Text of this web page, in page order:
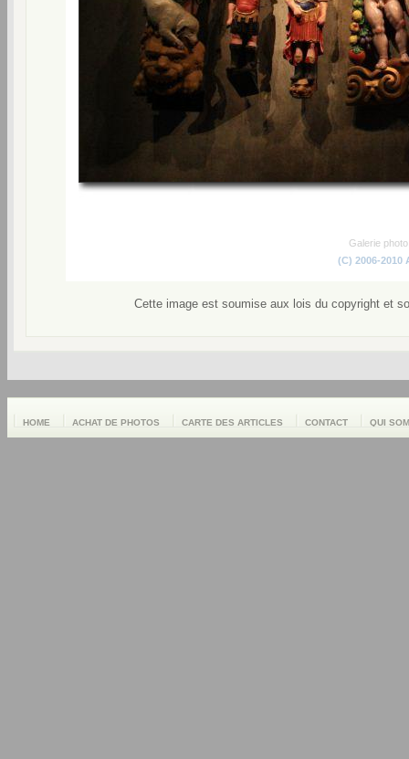
Galerie
(C) 2006-2010
Cette image est soumise aux lois du copyright et
HOME ACHAT DE PHOTOS CARTE DES ARTICLES CONTACT QUI